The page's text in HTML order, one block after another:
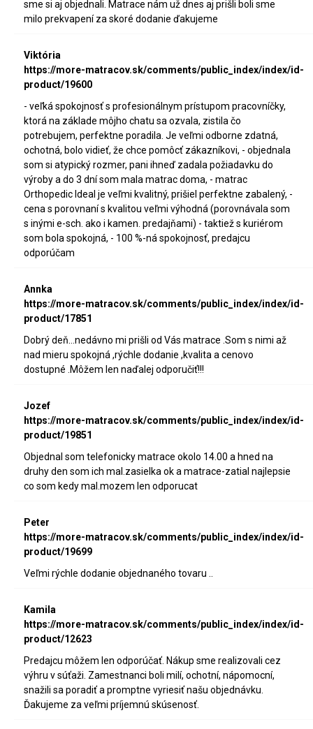
sme si aj objednali. Matrace nám už dnes aj prišli boli sme
milo prekvapení za skoré dodanie ďakujeme
Viktória
https://more-matracov.sk/comments/public_index/index/id-
product/19600
- veľká spokojnosť s profesionálnym prístupom pracovníčky,
ktorá na základe môjho chatu sa ozvala, zistila čo
potrebujem, perfektne poradila. Je veľmi odborne zdatná,
ochotná, bolo vidieť, že chce pomôcť zákazníkovi, - objednala
som si atypický rozmer, pani ihneď zadala požiadavku do
výroby a do 3 dní som mala matrac doma, - matrac
Orthopedic Ideal je veľmi kvalitný, prišiel perfektne zabalený, -
cena s porovnaní s kvalitou veľmi výhodná (porovnávala som
s inými e-sch. ako i kamen. predajňami) - taktiež s kuriérom
som bola spokojná, - 100 %-ná spokojnosť, predajcu
odporúčam
Annka
https://more-matracov.sk/comments/public_index/index/id-
product/17851
Dobrý deň...nedávno mi prišli od Vás matrace .Som s nimi až
nad mieru spokojná ,rýchle dodanie ,kvalita a cenovo
dostupné .Môžem len naďalej odporučiť!!!
Jozef
https://more-matracov.sk/comments/public_index/index/id-
product/19851
Objednal som telefonicky matrace okolo 14.00 a hned na
druhy den som ich mal.zasielka ok a matrace-zatial najlepsie
co som kedy mal.mozem len odporucat
Peter
https://more-matracov.sk/comments/public_index/index/id-
product/19699
Veľmi rýchle dodanie objednaného tovaru ..
Kamila
https://more-matracov.sk/comments/public_index/index/id-
product/12623
Predajcu môžem len odporúčať. Nákup sme realizovali cez
výhru v súťaži. Zamestnanci boli milí, ochotní, nápomocní,
snažili sa poradiť a promptne vyriesiť našu objednávku.
Ďakujeme za veľmi príjemnú skúsenosť.